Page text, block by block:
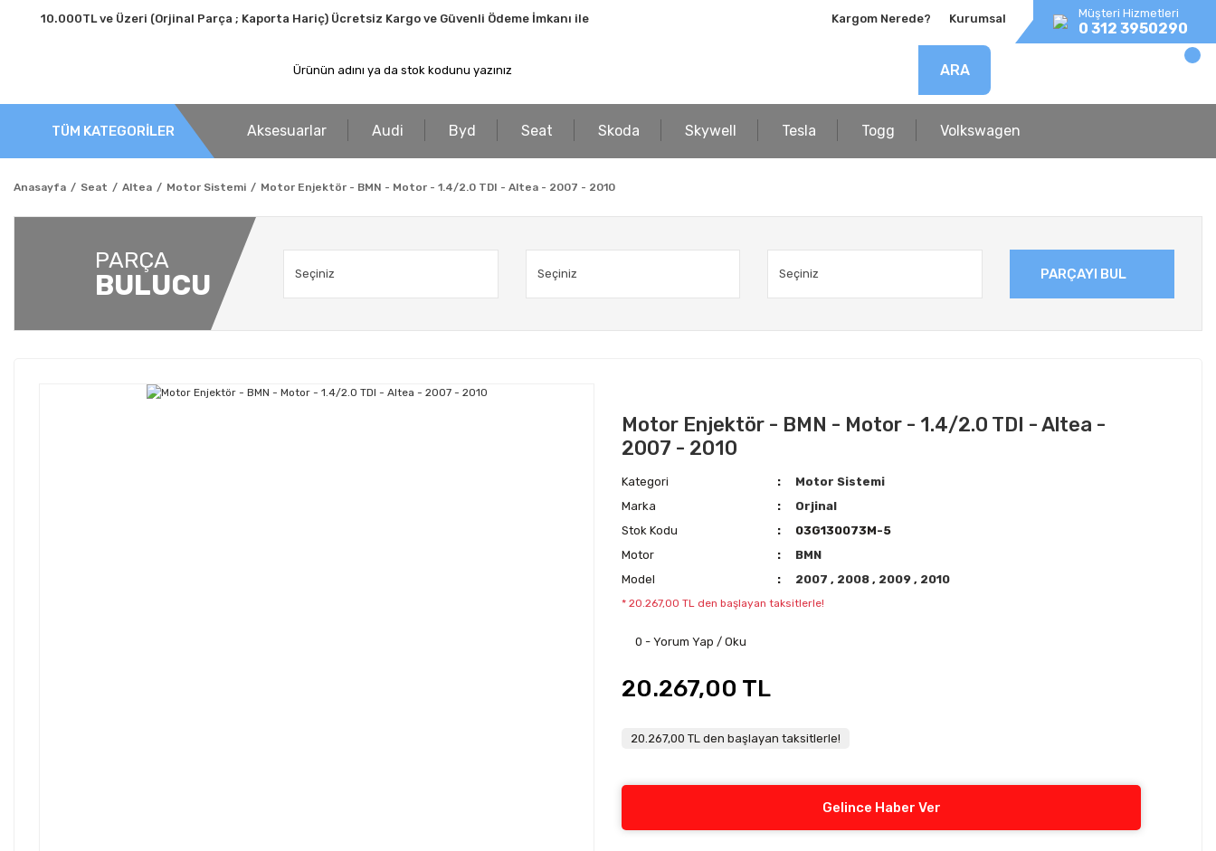
10.000TL ve Üzeri (Orjinal Parça ; Kaporta Hariç) Ücretsiz Kargo ve Güvenli Ödeme İmkanı ile Kargom Nerede? Kurumsal Müşteri Hizmetleri
0 312 3950290
ARA
TÜM KATEGORİLER Aksesuarlar Audi Byd Seat Skoda Skywell Tesla Togg Volkswagen
Anasayfa Seat Altea Motor Sistemi Motor Enjektör - BMN - Motor - 1.4/2.0 TDI - Altea - 2007 - 2010
PARÇA
BULUCU PARÇAYI BUL
Motor Enjektör - BMN - Motor - 1.4/2.0 TDI - Altea -
2007 - 2010
Kategori
Motor Sistemi
Marka
Orjinal
Stok Kodu
03G130073M-5
Motor
BMN
Model
2007, 2008, 2009, 2010
* 20.267,00 TL den başlayan taksitlerle!
0 - Yorum Yap / Oku
20.267,00 TL
20.267,00 TL den başlayan taksitlerle!
Gelince Haber Ver